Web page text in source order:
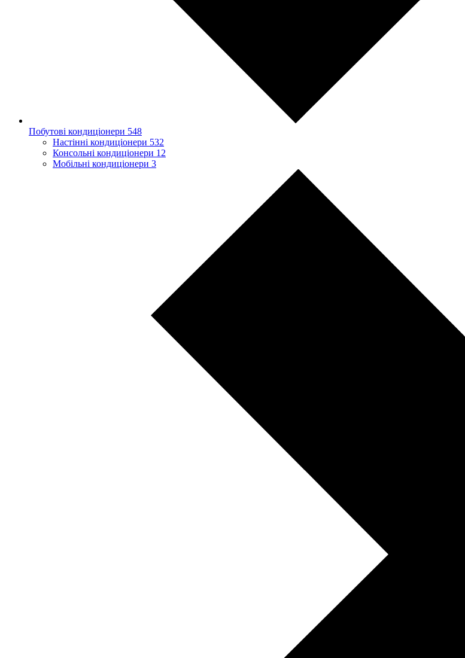
Побутові кондиціонери 548
Настінні кондиціонери 532
Консольні кондиціонери 12
Мобільні кондиціонери 3